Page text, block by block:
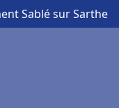
Sablé sur Sarthe